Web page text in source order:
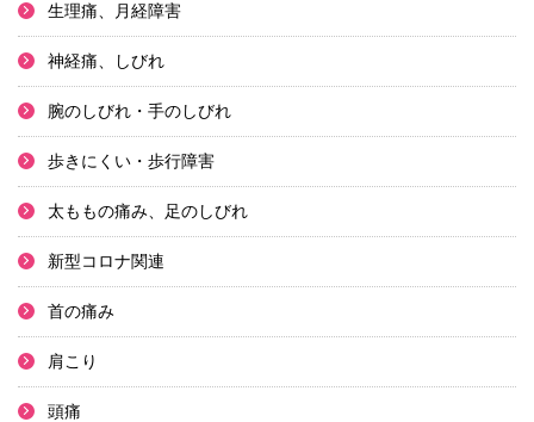
生理痛、月経障害
神経痛、しびれ
腕のしびれ・手のしびれ
歩きにくい・歩行障害
太ももの痛み、足のしびれ
新型コロナ関連
首の痛み
肩こり
頭痛